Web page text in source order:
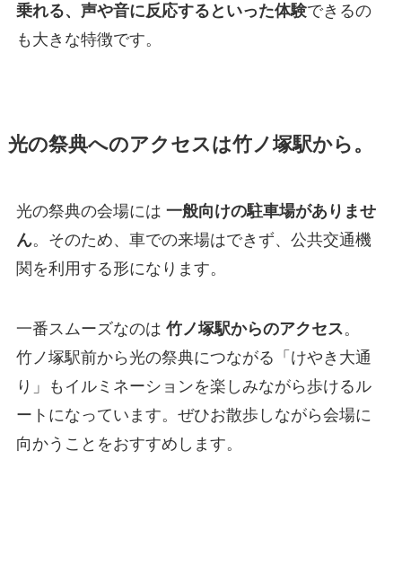
乗れる、声や音に反応するといった体験できるの
も大きな特徴です。
光の祭典へのアクセスは竹ノ塚駅から。
光の祭典の会場には 一般向けの駐車場がありませ
ん。そのため、車での来場はできず、公共交通機
関を利用する形になります。
一番スムーズなのは 竹ノ塚駅からのアクセス。
竹ノ塚駅前から光の祭典につながる「けやき大通
り」もイルミネーションを楽しみながら歩けるル
ートになっています。ぜひお散歩しながら会場に
向かうことをおすすめします。